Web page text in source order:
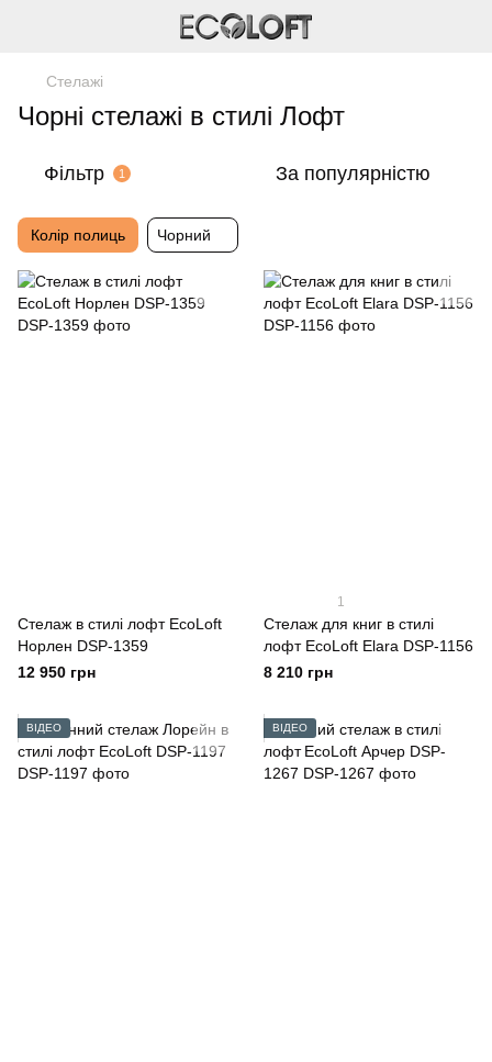
Стелажі
Чорні стелажі в стилі Лофт
Фільтр 1 За популярністю
Колір полиць Чорний
Стелаж в стилі лофт EcoLoft
Норлен DSP-1359
12 950 грн
1
Стелаж для книг в стилі
лофт EcoLoft Elara DSP-1156
8 210 грн
ВІДЕО ВІДЕО